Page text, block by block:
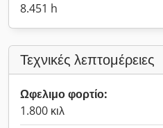
8.451 h
Τεχνικές λεπτομέρειες
Ωφελιμο φορτίο:
1.800 κιλ